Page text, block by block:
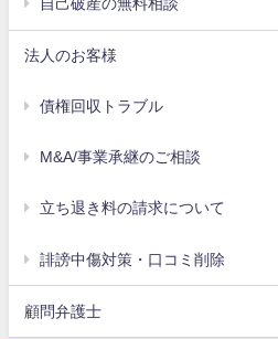
自己破産の無料相談
法人のお客様
債権回収トラブル
M&A/事業承継のご相談
立ち退き料の請求について
誹謗中傷対策・口コミ削除
顧問弁護士